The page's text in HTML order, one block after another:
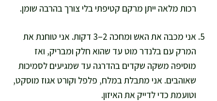
רכות מלאה ייתן מרקם קטיפתי בלי צורך בהרבה שומן.
אני מכבה את האש ומחכה 2–3 דקות. אני טוחנת את
המרק עם בלנדר מוט עד שהוא חלק ומבריק, ואז
מוסיפה משקה שקדים בהדרגה עד שמגיעים לסמיכות
שאוהבים. אני מתבלת במלח, פלפל וקורט אגוז מוסקט,
וטועמת כדי לדייק את האיזון.